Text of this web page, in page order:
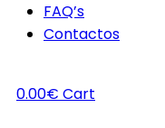
FAQ’s
Contactos
0.00€ Cart